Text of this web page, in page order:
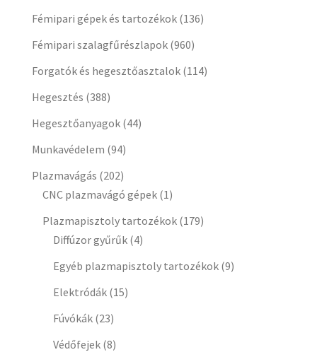
Fémipari gépek és tartozékok (136)
Fémipari szalagfűrészlapok (960)
Forgatók és hegesztőasztalok (114)
Hegesztés (388)
Hegesztőanyagok (44)
Munkavédelem (94)
Plazmavágás (202)
CNC plazmavágó gépek (1)
Plazmapisztoly tartozékok (179)
Diffúzor gyűrűk (4)
Egyéb plazmapisztoly tartozékok (9)
Elektródák (15)
Fúvókák (23)
Védőfejek (8)